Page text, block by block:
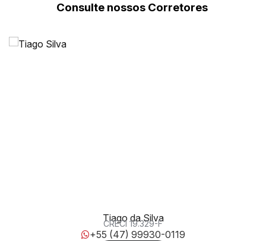
Consulte nossos Corretores
Tiago da Silva
CRECI 19.329-F
+55 (47) 99930-0119